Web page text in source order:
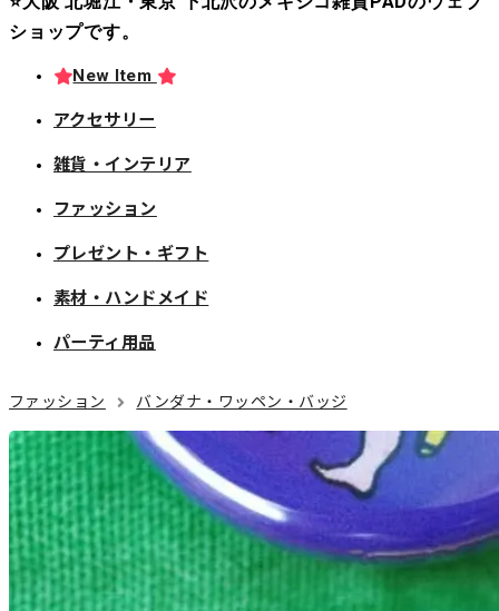
New Item
アクセサリー
雑貨・インテリア
ファッション
プレゼント・ギフト
素材・ハンドメイド
パーティ用品
ファッション バンダナ・ワッペン・バッジ